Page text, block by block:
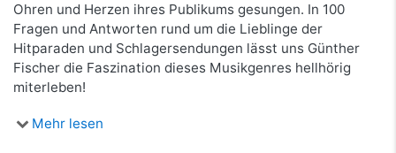
Ohren und Herzen ihres Publikums gesungen. In 100
Fragen und Antworten rund um die Lieblinge der
Hitparaden und Schlagersendungen lässt uns Günther
Fischer die Faszination dieses Musikgenres hellhörig
miterleben!
Mehr lesen